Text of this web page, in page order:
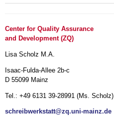
Center for Quality Assurance
and Development (ZQ)
Lisa Scholz M.A.
Isaac-Fulda-Allee 2b-c
D 55099 Mainz
Tel.: +49 6131 39-28991 (Ms. Scholz)
schreibwerkstatt@zq.uni-mainz.de